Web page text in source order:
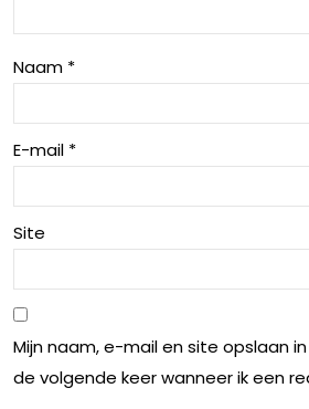
een
Lux
e
Hot
el
in
hot
dg
et
Naam *
E-mail *
Site
Mijn naam, e-mail en site opslaan
de volgende keer wanneer ik een